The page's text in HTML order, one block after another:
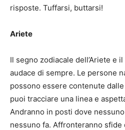
risposte. Tuffarsi, buttarsi!
Ariete
Il segno zodiacale dell’Ariete e
audace di sempre. Le persone
possono essere contenute
puoi tracciare una linea e
Andranno in posti dove
nessuno fa. Affronteranno sfide